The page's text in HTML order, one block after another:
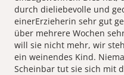
durch dieliebevolle und
einerErzieherin sehr gut
über mehrere Wochen
will sie nicht mehr, wir
ein weinendes Kind.
Scheinbar tut sie sich mit